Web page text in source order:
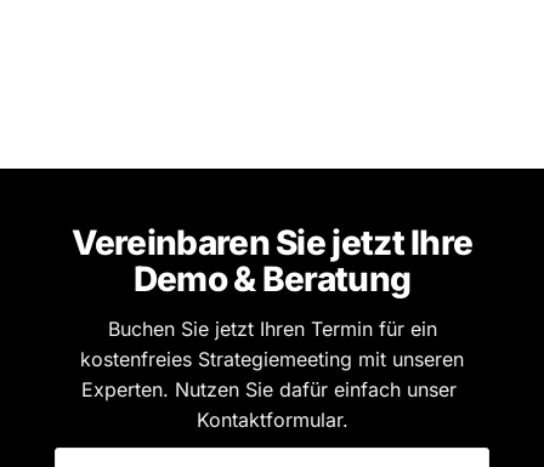
Vereinbaren Sie jetzt Ihre
Demo & Beratung
Buchen Sie jetzt Ihren Termin für ein
kostenfreies Strategiemeeting mit unseren
Experten. Nutzen Sie dafür einfach unser
Kontaktformular.